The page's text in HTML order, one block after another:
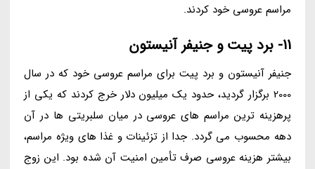
مراسم عروسی خود کردند.
11- برد پیت و جنیفر آنیستون
جنیفر آنیستون و برد پیت برای مراسم عروسی خود که در سال
2000 برگزار گردید، حدود یک میلیون دلار خرج کردند که یکی از
پرهزینه ترین مراسم های عروسی در میان سلبریتی ها در آن
دهه محسوب می گردد. جدا از تزئینات و غذا های ویژه مراسم،
بیشتر هزینه عروسی صرف تأمین امنیت آن شده بود. این زوج